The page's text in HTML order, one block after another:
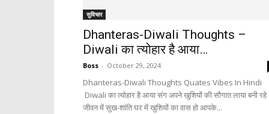
सुविचार
Dhanteras-Diwali Thoughts –
Diwali का त्योहार है आया…
Boss - October 29, 2024
Dhanteras-Diwali Thoughts Quates Vibes In Hindi
Diwali का त्योहार है आया संग अपने खुशियों की सौगात लाया बनी रहे
जीवन में सुख-शांति घर में खुशियों का वास हो आपके...